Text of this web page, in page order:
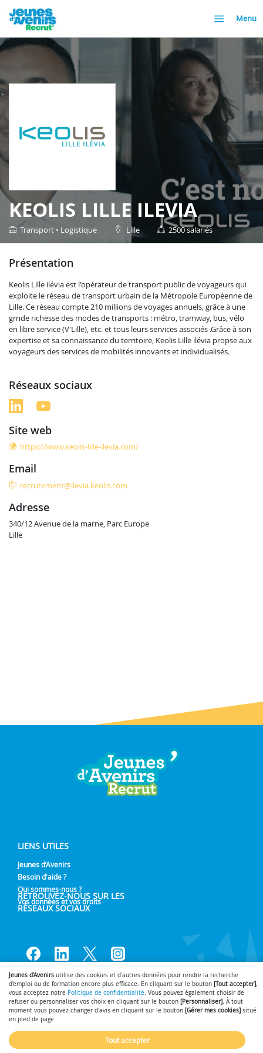
Menu
KEOLIS LILLE ILEVIA
Transport • Logistique Lille 2500 salariés
présentation
Keolis Lille ilévia est l'opérateur de transport public de voyageurs qui
exploite le réseau de transport urbain de la Métropole Européenne de
Lille. Ce réseau compte 210 millions de voyages annuels, grâce à une
grnde richesse des modes de transports : métro, tramway, bus, vélo
en libre service (V'Lille), etc. et tous leurs services associés .Grâce à son
expertise et sa connaissance du territoire, Keolis Lille ilévia propse aux
voyageurs des services de mobilités innovants et individualisés.
réseaux sociaux
site web
https://www.keolis-lille-ilevia.com/
email
recrutement@ilevia.keolis.com
adresse
340/12 Avenue de la marne, Parc Europe
Lille
LIENS UTILES
Jeunes d’Avenirs
Besoin d'aide ?
Qui sommes-nous ?
Vos données et vos droits
RETROUVEZ-NOUS SUR LES
RÉSEAUX SOCIAUX
Lien vers notre page Facebook
Lien vers notre page
Lien vers notre page
Lien vers notre
Gérer mes cookies- Mentions légales-Nous contacter- © 2026
SmartForum
Plateforme emploi propulsée par
Jeunes d’Avenirs utilise des cookies et d'autres données pour rendre la recherche
d'emploi ou de formation encore plus efficace. En cliquant sur le bouton [Tout accepter],
vous acceptez notre Politique de confidentialité. Vous pouvez également choisir de
refuser ou personnaliser vos choix en cliquant sur le bouton [Personnaliser]. À tout
moment vous pouvez changer d'avis en cliquant sur le bouton [Gérer mes cookies] situé
en pied de page.
Tout accepter